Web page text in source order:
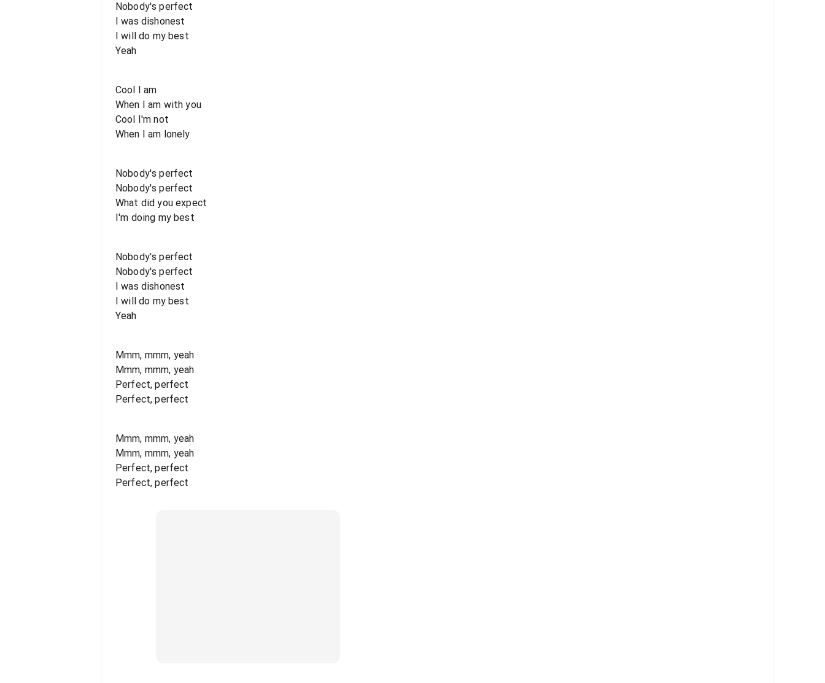
Nobody's perfect
I was dishonest
I will do my best
Yeah
Cool I am
When I am with you
Cool I'm not
When I am lonely
Nobody's perfect
Nobody's perfect
What did you expect
I'm doing my best
Nobody's perfect
Nobody's perfect
I was dishonest
I will do my best
Yeah
Mmm, mmm, yeah
Mmm, mmm, yeah
Perfect, perfect
Perfect, perfect
Mmm, mmm, yeah
Mmm, mmm, yeah
Perfect, perfect
Perfect, perfect